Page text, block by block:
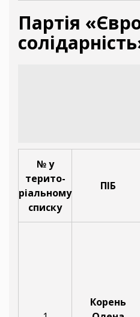
Партія
№ у
терито-
ріальному
списку
ПІБ
Корень